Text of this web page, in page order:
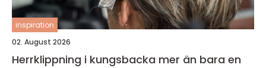
inspiration
02. August 2026
Herrklippning i kungsbacka mer än bara en